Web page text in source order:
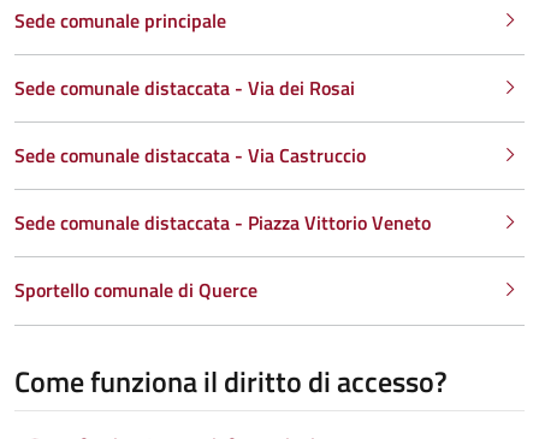
Sede comunale principale
Sede comunale distaccata - Via dei Rosai
Sede comunale distaccata - Via Castruccio
Sede comunale distaccata - Piazza Vittorio Veneto
Sportello comunale di Querce
Come funziona il diritto di accesso?